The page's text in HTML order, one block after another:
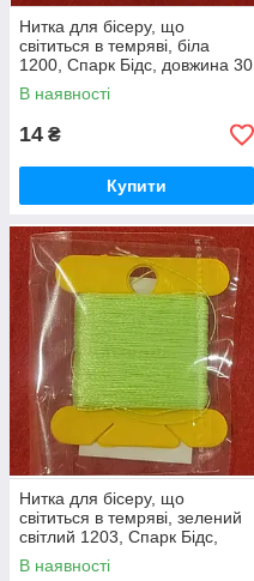
Нитка для бісеру, що
світиться в темряві, біла
1200, Спарк Бідс, довжина 30
метрів
В наявності
14 ₴
Купити
Нитка для бісеру, що
світиться в темряві, зелений
світлий 1203, Спарк Бідс,
довжина 30 метрів
В наявності